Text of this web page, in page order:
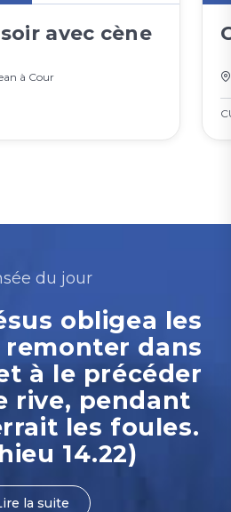
avec cène
à Cour
du jour
obligea les
remonter dans
à le précéder
rive, pendant
les foules.
14.22)
la suite